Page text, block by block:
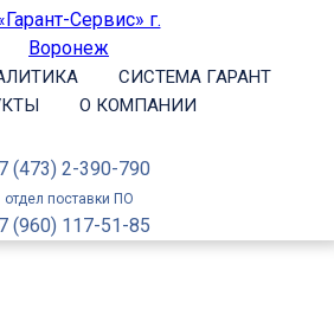
СИСТЕМА ГАРАНТ
О КОМПАНИИ
(473) 2-390-790
отдел поставки ПО
(960) 117-51-85